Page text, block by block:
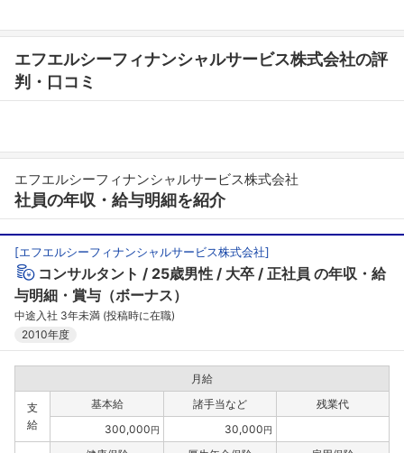
エフエルシーフィナンシャルサービス株式会社の評
判・口コミ
エフエルシーフィナンシャルサービス株式会社
社員の年収・給与明細を紹介
[エフエルシーフィナンシャルサービス株式会社]
コンサルタント 25歳男性 大卒 正社員 の年収・給
与明細・賞与（ボーナス）
中途入社 3年未満 (投稿時に在職)
2010年度
月給
支
給
基本給 諸手当など
残業代
300,000円 30,000円